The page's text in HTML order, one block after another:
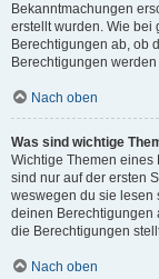
Bekanntmachungen
erstellt wurden. Wie bei
Berechtigungen ab, ob
Berechtigungen
Nach oben
Was sind wichtige
Wichtige Themen eines
sind nur auf der ersten
weswegen du sie lesen
deinen Berechtigungen
die Berechtigungen
Nach oben